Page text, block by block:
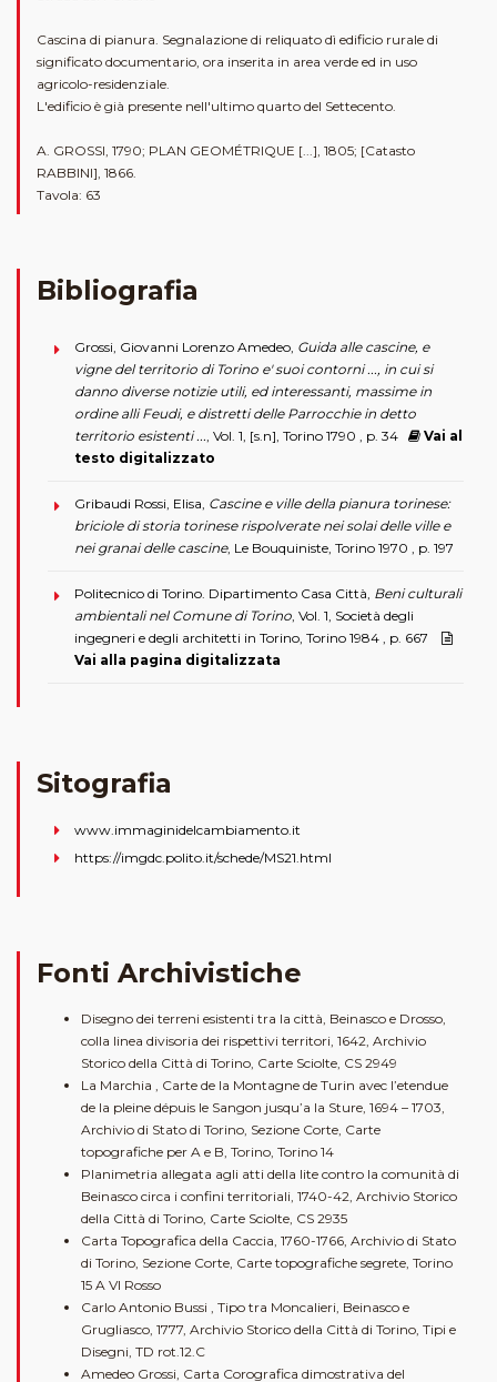
Cascina di pianura. Segnalazione di reliquato dì edificio rurale di
significato documentario, ora inserita in area verde ed in uso
agricolo-residenziale.
L'edificio è già presente nell'ultimo quarto del Settecento.
A. GROSSI, 1790; PLAN GEOMÉTRIQUE [...], 1805; [Catasto
RABBINI], 1866.
Tavola: 63
Bibliografia
Grossi, Giovanni Lorenzo Amedeo, Guida alle cascine, e
vigne del territorio di Torino e' suoi contorni ..., in cui si
danno diverse notizie utili, ed interessanti, massime in
ordine alli Feudi, e distretti delle Parrocchie in detto
territorio esistenti ..., Vol. 1, [s.n], Torino 1790 , p. 34
Vai al
testo digitalizzato
Gribaudi Rossi, Elisa, Cascine e ville della pianura torinese:
briciole di storia torinese rispolverate nei solai delle ville e
nei granai delle cascine, Le Bouquiniste, Torino 1970 , p. 197
Politecnico di Torino. Dipartimento Casa Città, Beni culturali
ambientali nel Comune di Torino, Vol. 1, Società degli
ingegneri e degli architetti in Torino, Torino 1984 , p. 667
Vai alla pagina digitalizzata
Sitografia
www.immaginidelcambiamento.it
https://imgdc.polito.it/schede/MS21.html
Fonti Archivistiche
Disegno dei terreni esistenti tra la città, Beinasco e Drosso,
colla linea divisoria dei rispettivi territori, 1642, Archivio
Storico della Città di Torino, Carte Sciolte, CS 2949
La Marchia , Carte de la Montagne de Turin avec l’etendue
de la pleine dépuis le Sangon jusqu’a la Sture, 1694 – 1703,
Archivio di Stato di Torino, Sezione Corte, Carte
topografiche per A e B, Torino, Torino 14
Planimetria allegata agli atti della lite contro la comunità di
Beinasco circa i confini territoriali, 1740-42, Archivio Storico
della Città di Torino, Carte Sciolte, CS 2935
Carta Topografica della Caccia, 1760-1766, Archivio di Stato
di Torino, Sezione Corte, Carte topografiche segrete, Torino
15 A VI Rosso
Carlo Antonio Bussi , Tipo tra Moncalieri, Beinasco e
Grugliasco, 1777, Archivio Storico della Città di Torino, Tipi e
Disegni, TD rot.12.C
Amedeo Grossi, Carta Corografica dimostrativa del